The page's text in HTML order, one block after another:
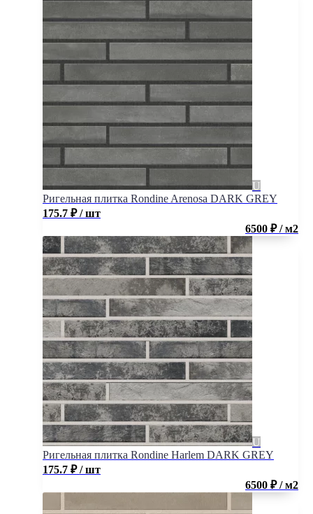
Ригельная плитка Rondine Arenosa DARK GREY
175.7 ₽ / шт
6500 ₽ / м2
Ригельная плитка Rondine Harlem DARK GREY
175.7 ₽ / шт
6500 ₽ / м2